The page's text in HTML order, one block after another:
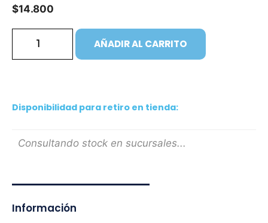
$14.800
AÑADIR AL CARRITO
Disponibilidad para retiro en tienda:
Consultando stock en sucursales...
Información